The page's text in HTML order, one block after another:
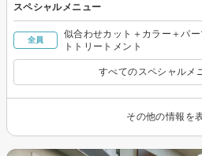
スペシャルメニュー
全員
似合わせカット＋カラー＋パ
トトリートメント
すべてのスペシャルメ
その他の情報を